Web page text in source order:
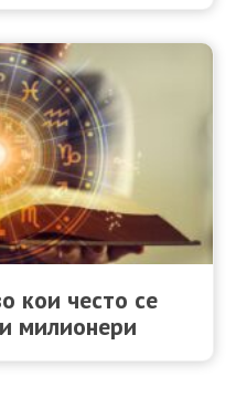
кои често се
милионери